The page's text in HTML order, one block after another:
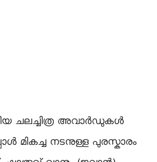
ചലച്ചിത്ര അവാര്‍ഡുകള്‍
മികച്ച നടനുള്ള പുരസ്കാരം